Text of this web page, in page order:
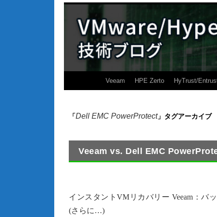
Veeam HPE Zerto HyTrust/
「Dell EMC PowerProtect」タグアーカイブ
Veeam vs. Dell EMC
インスタントVMリカバリー Veeam：バ
(さらに…)